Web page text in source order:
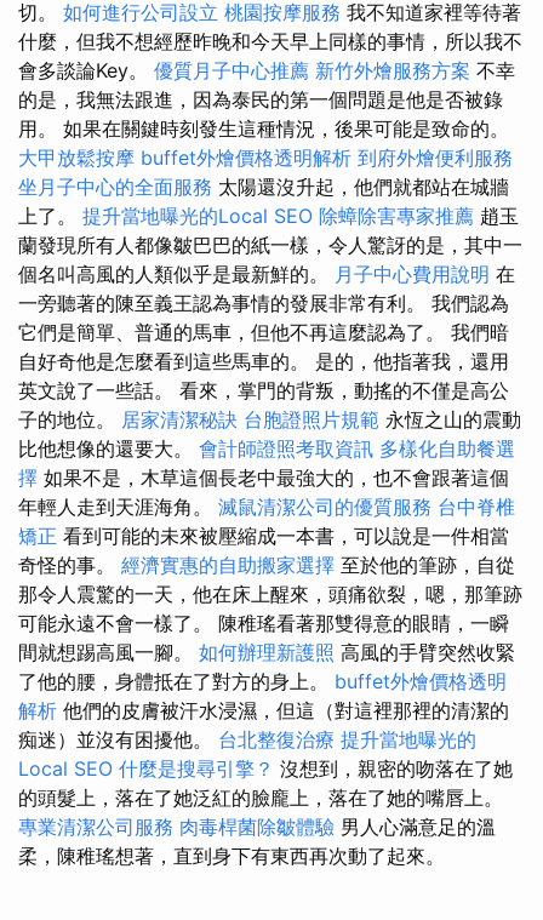
切。 如何進行公司設立 桃園按摩服務 我不知道家裡等待著
什麼，但我不想經歷昨晚和今天早上同樣的事情，所以我不
會多談論Key。 優質月子中心推薦 新竹外燴服務方案 不幸
的是，我無法跟進，因為泰民的第一個問題是他是否被錄
用。 如果在關鍵時刻發生這種情況，後果可能是致命的。
大甲放鬆按摩 buffet外燴價格透明解析 到府外燴便利服務
坐月子中心的全面服務 太陽還沒升起，他們就都站在城牆
上了。 提升當地曝光的Local SEO 除蟑除害專家推薦 趙玉
蘭發現所有人都像皺巴巴的紙一樣，令人驚訝的是，其中一
個名叫高風的人類似乎是最新鮮的。 月子中心費用說明 在
一旁聽著的陳至義王認為事情的發展非常有利。 我們認為
它們是簡單、普通的馬車，但他不再這麼認為了。 我們暗
自好奇他是怎麼看到這些馬車的。 是的，他指著我，還用
英文說了一些話。 看來，掌門的背叛，動搖的不僅是高公
子的地位。 居家清潔秘訣 台胞證照片規範 永恆之山的震動
比他想像的還要大。 會計師證照考取資訊 多樣化自助餐選
擇 如果不是，木草這個長老中最強大的，也不會跟著這個
年輕人走到天涯海角。 滅鼠清潔公司的優質服務 台中脊椎
矯正 看到可能的未來被壓縮成一本書，可以說是一件相當
奇怪的事。 經濟實惠的自助搬家選擇 至於他的筆跡，自從
那令人震驚的一天，他在床上醒來，頭痛欲裂，嗯，那筆跡
可能永遠不會一樣了。 陳稚瑤看著那雙得意的眼睛，一瞬
間就想踢高風一腳。 如何辦理新護照 高風的手臂突然收緊
了他的腰，身體抵在了對方的身上。 buffet外燴價格透明
解析 他們的皮膚被汗水浸濕，但這（對這裡那裡的清潔的
痴迷）並沒有困擾他。 台北整復治療 提升當地曝光的
Local SEO 什麼是搜尋引擎？ 沒想到，親密的吻落在了她
的頭髮上，落在了她泛紅的臉龐上，落在了她的嘴唇上。
專業清潔公司服務 肉毒桿菌除皺體驗 男人心滿意足的溫
柔，陳稚瑤想著，直到身下有東西再次動了起來。